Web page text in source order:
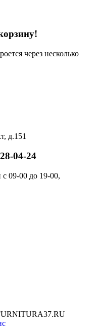
через несколько
д.151
04-24
09-00 до 19-00,